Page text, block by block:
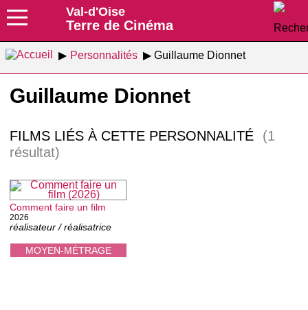
Val-d'Oise
Terre de Cinéma
Personnalités Guillaume Dionnet
Guillaume Dionnet
FILMS LIÉS À CETTE PERSONNALITÉ
(1
résultat)
MOYEN-MÉTRAGE
Comment faire un film
2026
réalisateur / réalisatrice